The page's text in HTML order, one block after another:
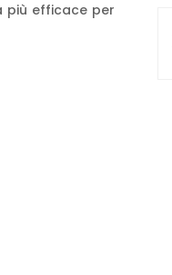
più efficace per